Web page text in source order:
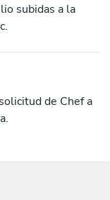
subidas a la
de Chef a